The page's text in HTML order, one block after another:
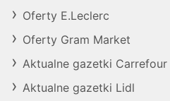
Oferty E.Leclerc
Oferty Gram Market
Aktualne gazetki Carrefour
Aktualne gazetki Lidl